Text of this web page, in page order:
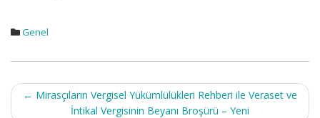
Genel
Post
navigation
← Mirasçıların Vergisel Yükümlülükleri Rehberi ile Veraset ve
İntikal Vergisinin Beyanı Broşürü – Yeni